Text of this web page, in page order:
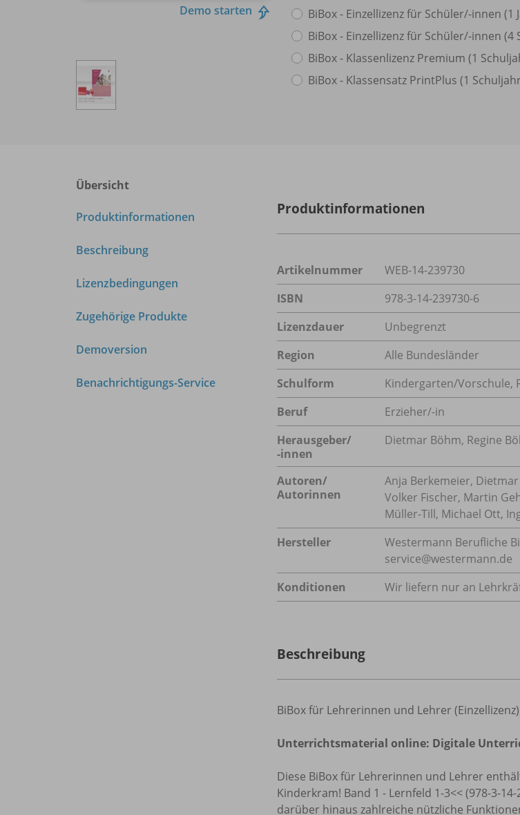
Demo starten
BiBox - Einzellizenz für Schüler/-innen (1
BiBox - Einzellizenz für Schüler/-innen (4
BiBox - Klassenlizenz Premium (1
BiBox - Klassensatz PrintPlus (1
Übersicht
Produktinformationen
Beschreibung
Lizenzbedingungen
Zugehörige Produkte
Demoversion
Benachrichtigungs-Service
Produktinformationen
Artikelnummer
WEB-14-239730
ISBN
978-3-14-239730-6
Lizenzdauer
Unbegrenzt
Region
Alle Bundesländer
Schulform
Kindergarten/Vorschule,
Beruf
Erzieher/-in
Herausgeber/
-innen
Dietmar Böhm, Regine
Autoren/
Autorinnen
Anja Berkemeier,
Volker Fischer, Martin
Müller-Till, Michael Ott,
Hersteller
Westermann Berufliche
service@westermann.de
Konditionen
Wir liefern nur an
Beschreibung
BiBox für Lehrerinnen und Lehrer (Einzellizenz)
Unterrichtsmaterial online: Digitale
Diese BiBox für Lehrerinnen und Lehrer
Kinderkram! Band 1 - Lernfeld 1-3<< (978-3-
darüber hinaus zahlreiche nützliche